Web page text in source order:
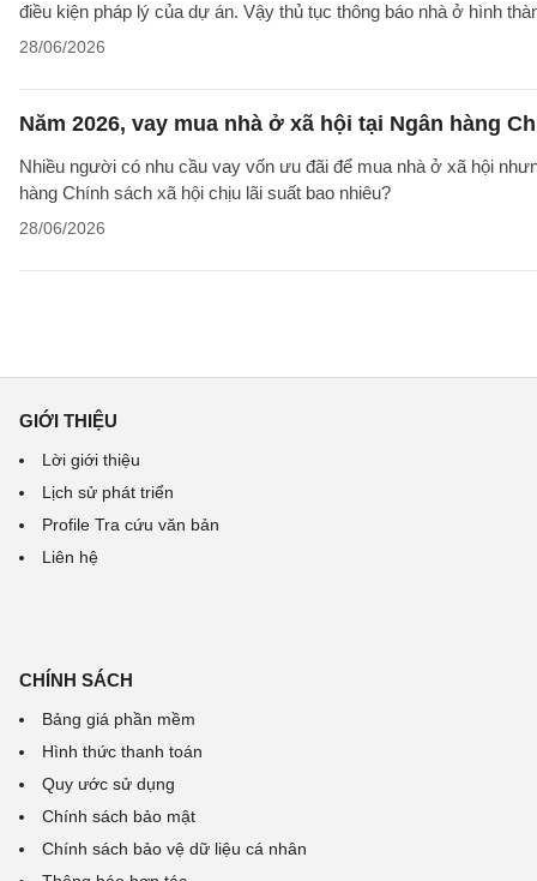
điều kiện pháp lý của dự án. Vậy thủ tục thông báo nhà ở hình
28/06/2026
Năm 2026, vay mua nhà ở xã hội tại Ngân hàng
Nhiều người có nhu cầu vay vốn ưu đãi để mua nhà ở xã hội
hàng Chính sách xã hội chịu lãi suất bao nhiêu?
28/06/2026
GIỚI THIỆU
Lời giới thiệu
Lịch sử phát triển
Profile Tra cứu văn bản
Liên hệ
CHÍNH SÁCH
Bảng giá phần mềm
Hình thức thanh toán
Quy ước sử dụng
Chính sách bảo mật
Chính sách bảo vệ dữ liệu cá nhân